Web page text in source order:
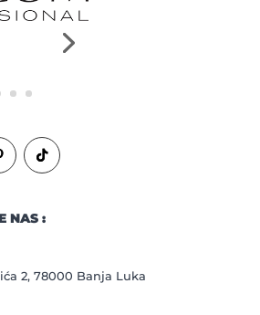
NAS :
2, 78000 Banja Luka